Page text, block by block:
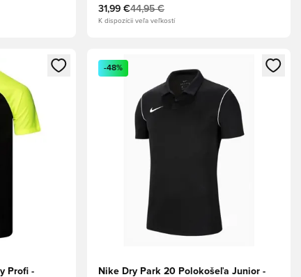
31,99 €44,95 €
K dispozícii veľa veľkostí
alebo registráciu ako člen
Profi -
Otvorí modál na prihlásenie alebo
-48%
Nike Dry Park 20 Polokošeľa Junior -